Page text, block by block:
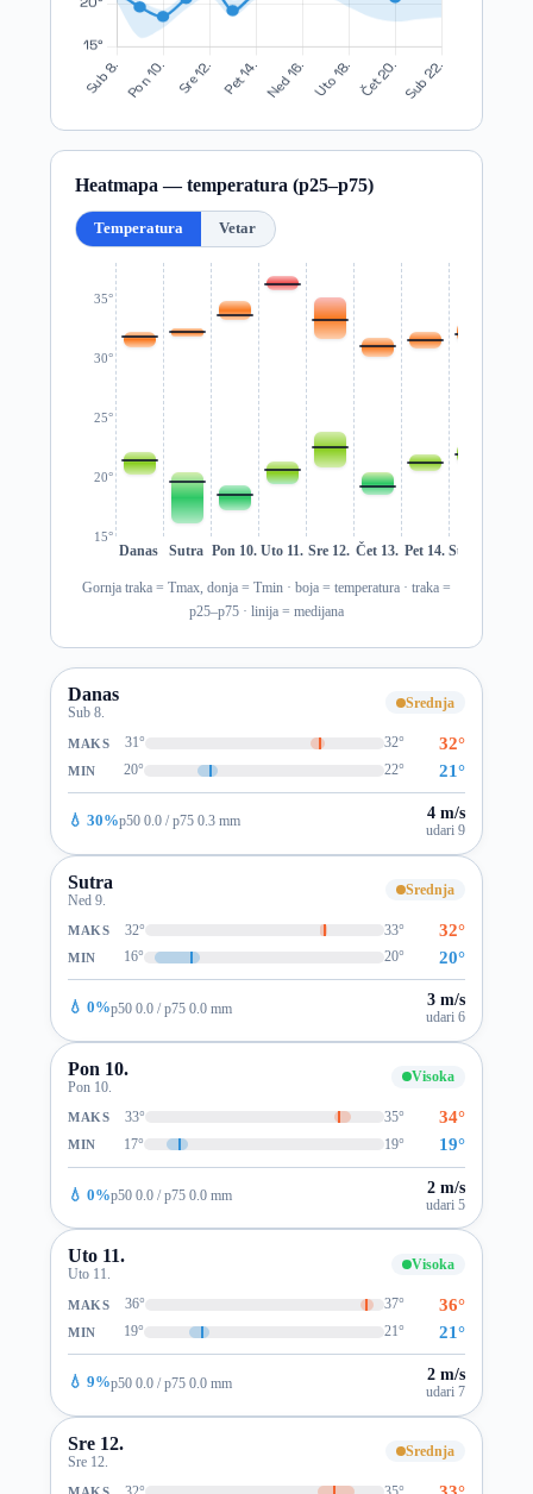
Heatmapa — temperatura (p25–p75)
Temperatura Vetar
15°
20°
25°
30°
35°
Danas Sutra Pon 10. Uto 11. Sre 12. Čet 13. Pet 14. Sub 15.
Gornja traka = Tmax, donja = Tmin · boja = temperatura · traka =
p25–p75 · linija = medijana
Danas
Sub 8.
Srednja
MAKS 31° 32° 32°
MIN 20° 22° 21°
💧 30%p50 0.0 / p75 0.3 mm 4 m/s
udari 9
Sutra
Ned 9.
Srednja
MAKS 32° 33° 32°
MIN 16° 20° 20°
💧 0%p50 0.0 / p75 0.0 mm 3 m/s
udari 6
Pon 10.
Pon 10.
Visoka
MAKS 33° 35° 34°
MIN 17° 19° 19°
💧 0%p50 0.0 / p75 0.0 mm 2 m/s
udari 5
Uto 11.
Uto 11.
Visoka
MAKS 36° 37° 36°
MIN 19° 21° 21°
💧 9%p50 0.0 / p75 0.0 mm 2 m/s
udari 7
Sre 12.
Sre 12.
Srednja